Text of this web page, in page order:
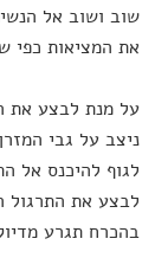
שוב ושוב אל
את המציאות כפי
ניצב על גבי
לגוף להיכנס אל
לבצע את התרגול
בהכרח תגרע